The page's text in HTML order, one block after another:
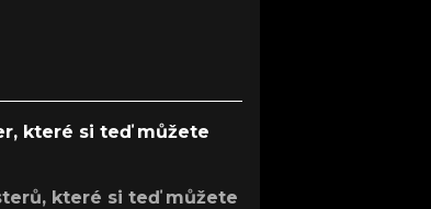
které si teď můžete
které si teď můžete